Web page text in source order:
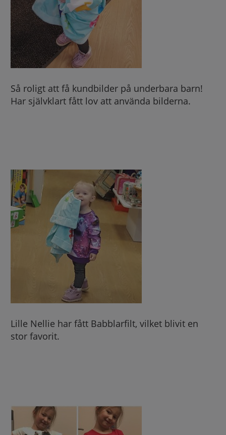
Så roligt att få kundbilder på underbara barn!
Har självklart fått lov att använda bilderna.
Lille Nellie har fått Babblarfilt, vilket blivit en
stor favorit.